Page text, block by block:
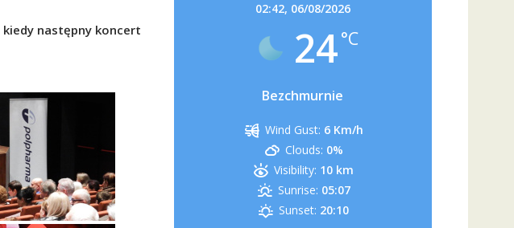
kiedy następny koncert
02:42, 06/08/2026
24°C
Bezchmurnie
Wind Gust: 6 Km/h
Clouds: 0%
Visibility: 10 km
Sunrise: 05:07
Sunset: 20:10